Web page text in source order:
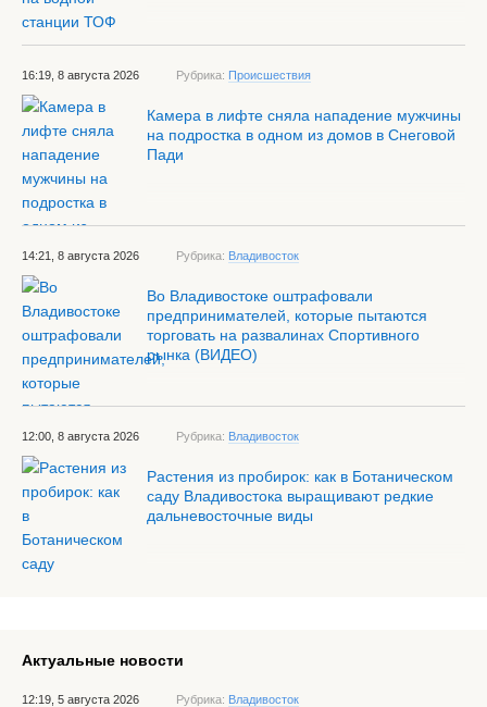
16:19, 8 августа 2026 Рубрика: Происшествия
Камера в лифте сняла нападение мужчины
на подростка в одном из домов в Снеговой
Пади
14:21, 8 августа 2026 Рубрика: Владивосток
Во Владивостоке оштрафовали
предпринимателей, которые пытаются
торговать на развалинах Спортивного
рынка (ВИДЕО)
12:00, 8 августа 2026 Рубрика: Владивосток
Растения из пробирок: как в Ботаническом
саду Владивостока выращивают редкие
дальневосточные виды
Актуальные новости
12:19, 5 августа 2026 Рубрика: Владивосток